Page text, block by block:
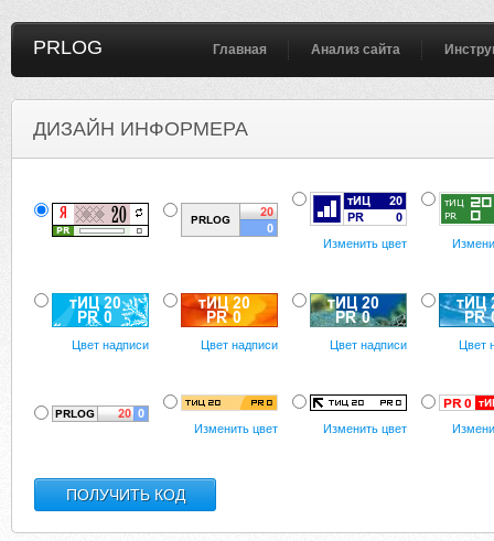
PRLOG Главная Анализ сайта
ДИЗАЙН ИНФОРМЕРА
Изменить цвет
Цвет надписи Цвет надписи Цвет надписи Цвет
Изменить цвет Изменить цвет